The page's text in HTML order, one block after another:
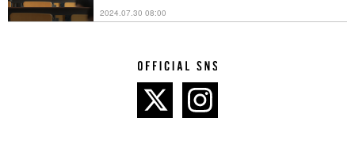
2024.07.30 08:00